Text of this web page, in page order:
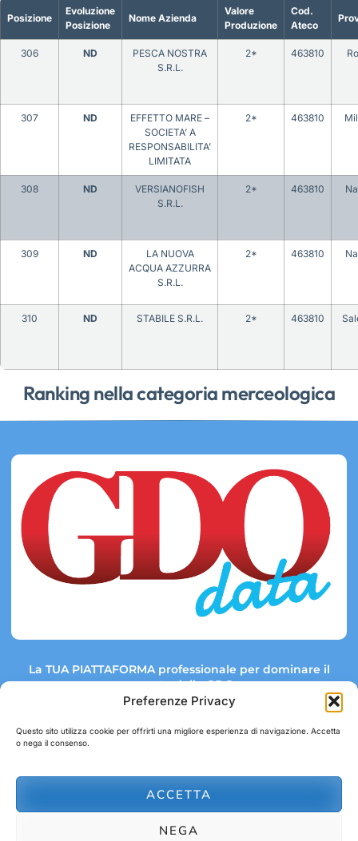
Preferenze Privacy
Questo sito utilizza cookie per offrirti una migliore esperienza di navigazione. Accetta
o nega il consenso.
ACCETTA
NEGA
Ranking nella categoria merceologica
Posizione
Evoluzione
Posizione
Nome Azienda
Valore
Produzione
Cod.
Ateco
306 ND
PESCA NOSTRA
S.R.L.
2* 463810
307 ND
EFFETTO MARE –
SOCIETA’ A
RESPONSABILITA’
LIMITATA
2* 463810
308 ND
VERSIANOFISH
S.R.L.
2* 463810
309 ND
LA NUOVA
ACQUA AZZURRA
S.R.L.
2* 463810
310 ND STABILE S.R.L. 2* 463810
La TUA PIATTAFORMA professionale per dominare il
mercato della GDO.
Link rapidi:
abbonamenti@gdodata.it